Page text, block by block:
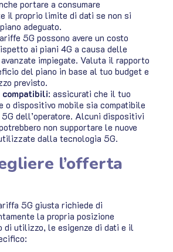
portare a consumare
il proprio limite di dati se non si
adeguato.
5G possono avere un costo
ai piani 4G a causa delle
impiegate. Valuta il rapporto
del piano in base al tuo budget e
previsto.
compatibili: assicurati che il tuo
o dispositivo mobile sia compatibile
dell’operatore. Alcuni dispositivi
non supportare le nuove
dalla tecnologia 5G.
l’offerta
5G giusta richiede di
la propria posizione
di utilizzo, le esigenze di dati e il